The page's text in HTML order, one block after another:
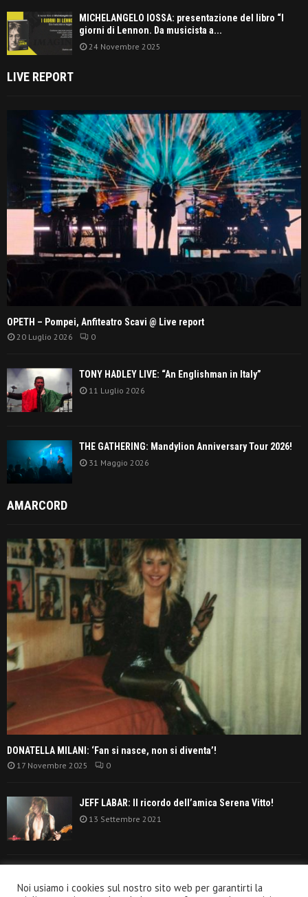
MICHELANGELO IOSSA: presentazione del libro “I
giorni di Lennon. Da musicista a...
24 Novembre 2025
LIVE REPORT
OPETH – Pompei, Anfiteatro Scavi @ Live report
20 Luglio 2026 0
TONY HADLEY LIVE: “An Englishman in Italy”
11 Luglio 2026
THE GATHERING: Mandylion Anniversary Tour 2026!
31 Maggio 2026
AMARCORD
DONATELLA MILANI: ‘Fan si nasce, non si diventa’!
17 Novembre 2025 0
JEFF LABAR: Il ricordo dell’amica Serena Vitto!
13 Settembre 2021
settanta’!
Noi usiamo i cookies sul nostro sito web per garantirti la